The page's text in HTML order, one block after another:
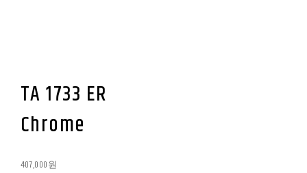
TA 1733 ER
Chrome
407,000원